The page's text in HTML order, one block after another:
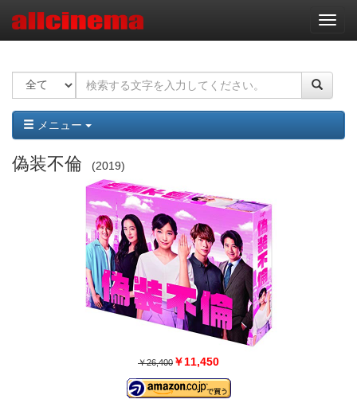
ナ
ビ
ー
ョ
ン
メニュー
偽装不倫 2019
￥26,400 ￥11,450